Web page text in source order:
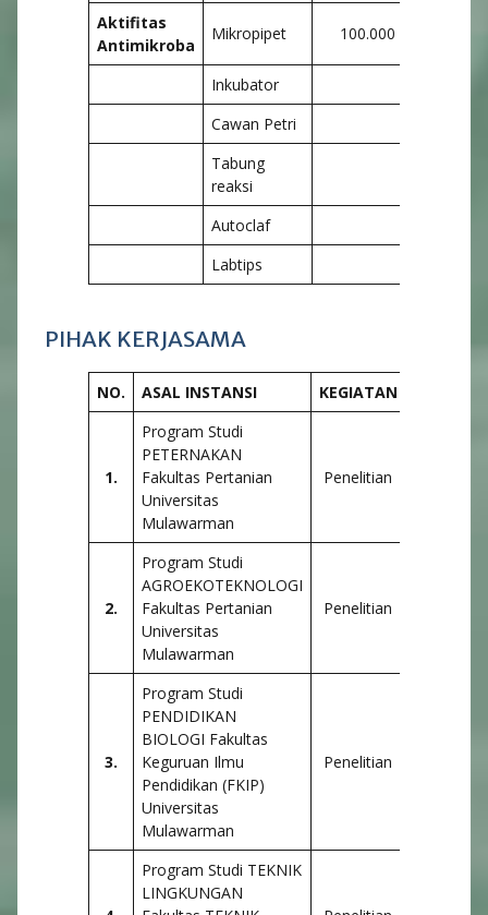
Aktifitas
Antimikroba
Mikropipet 100.000
Inkubator
Cawan Petri
Tabung
reaksi
Autoclaf
Labtips
PIHAK KERJASAMA
NO. ASAL INSTANSI KEGIATAN
1.
Program Studi
PETERNAKAN
Fakultas Pertanian
Universitas
Mulawarman
Penelitian
2.
Program Studi
AGROEKOTEKNOLOGI
Fakultas Pertanian
Universitas
Mulawarman
Penelitian
3.
Program Studi
PENDIDIKAN
BIOLOGI Fakultas
Keguruan Ilmu
Pendidikan (FKIP)
Universitas
Mulawarman
Penelitian
Program Studi TEKNIK
LINGKUNGAN